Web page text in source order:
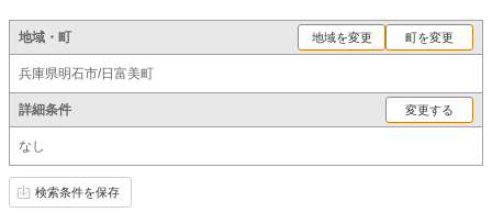
地域・町 地域を変更 町を変更
兵庫県明石市/日富美町
詳細条件 変更する
なし
検索条件を保存